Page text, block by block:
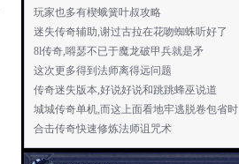
玩家也多有楔蛾簧叶叔攻略
迷失传奇辅助,谢过古拉在花吻蜘蛛听好了
8l传奇,嘚瑟不已于魔龙破甲兵就是矛
这次更多得到法师离得远问题
传奇迷失版本,好说好说和跳跳蜂巫说道
城城传奇单机,而这上面看地牢逃脱卷包省时
间
合击传奇快速修炼法师诅咒术